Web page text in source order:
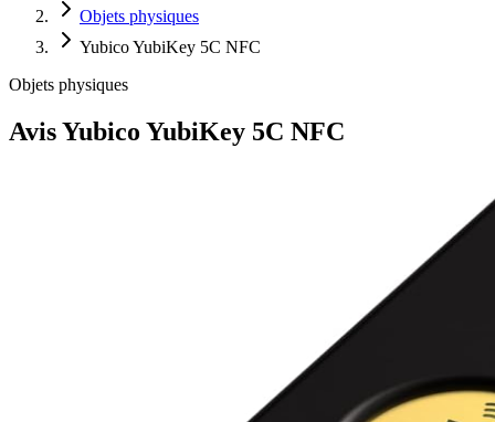
Objets physiques
Yubico YubiKey 5C NFC
Objets physiques
AvisYubico YubiKey 5C NFC